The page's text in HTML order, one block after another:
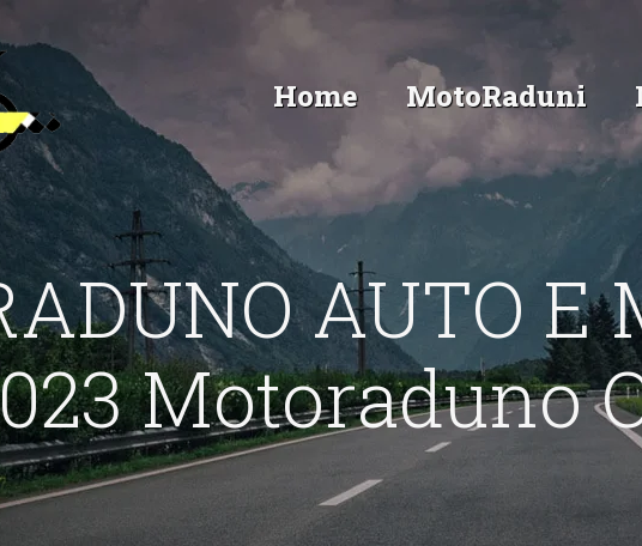
Home MotoRaduni
AUTO E
Motoraduno